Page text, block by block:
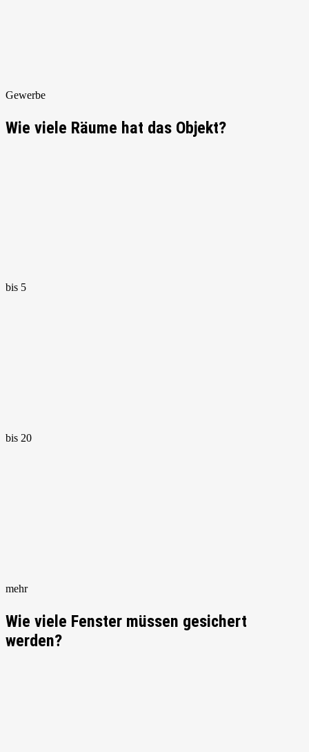
Gewerbe
Wie viele Räume hat das Objekt?
bis 5
bis 20
mehr
Wie viele Fenster müssen gesichert
werden?